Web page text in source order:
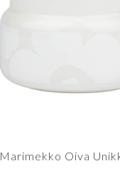
Marimekko Oiva